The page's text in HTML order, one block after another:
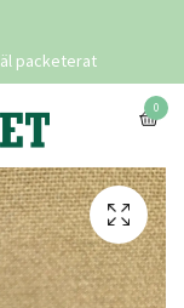
packeterat
0